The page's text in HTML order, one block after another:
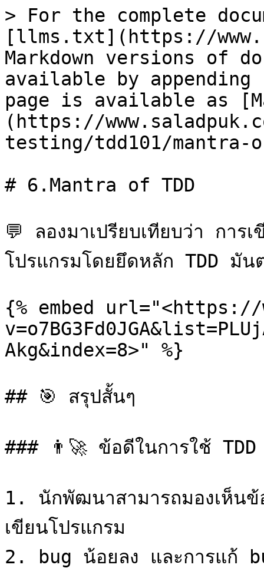
> For the complete
[llms.txt](https://
Markdown versions of
available by
page is available as
(https://
testing/tdd101/mantra-
# 6.Mantra of TDD
💬 ลองมาเปรียบเทียบว่า การ
โปรแกรมโดยยึดหลัก TDD มัน
{% embed url="<https://
Akg&index=8>" %}
## 🎯 สรุปสั้นๆ
### 👨‍🚀 ข้อดีในการใช้ TDD
1. นักพัฒนาสามารถมองเห็นข้
เขียนโปรแกรม
2. bug น้อยลง และการแก้